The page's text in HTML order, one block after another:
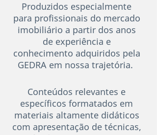
Produzidos especialmente
para profissionais do mercado
imobiliário a partir dos anos
de experiência e
conhecimento adquiridos pela
GEDRA em nossa trajetória.
Conteúdos relevantes e
específicos formatados em
materiais altamente didáticos
com apresentação de técnicas,